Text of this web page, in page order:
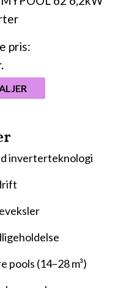
inverterteknologi
pools (14–28 m³)
pris: